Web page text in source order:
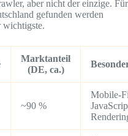
aber nicht der einzige. Für
gefunden werden
wichtigste.
Marktanteil
(DE, ca.)
~90 %
Mobile-